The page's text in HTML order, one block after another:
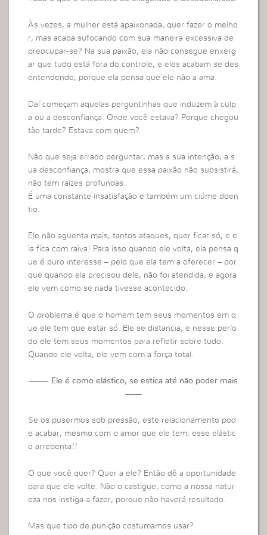
Às vezes, a mulher está apaixonada, quer fazer o melho
r, mas acaba sufocando com sua maneira excessiva de
preocupar-se? Na sua paixão, ela não consegue enxerg
ar que tudo está fora do controle, e eles acabam se des
entendendo, porque ela pensa que ele não a ama.
Daí começam aquelas perguntinhas que induzem à culp
a ou a desconfiança: Onde você estava? Porque chegou
tão tarde? Estava com quem?
Não que seja errado perguntar, mas a sua intenção, a s
ua desconfiança, mostra que essa paixão não subsistirá,
não tem raízes profundas.
É uma constante insatisfação e também um ciúme doen
tio.
Ele não aguenta mais, tantos ataques, quer ficar só, e e
la fica com raiva! Para isso quando ele volta, ela pensa q
ue é puro interesse – pelo que ela tem a oferecer – por
que quando ela precisou dele, não foi atendida, e agora
ele vem como se nada tivesse acontecido.
O problema é que o homem tem seus momentos em q
ue ele tem que estar só. Ele se distancia, e nesse perío
do ele tem seus momentos para refletir sobre tudo.
Quando ele volta, ele vem com a força total.
——- Ele é como elástico, se estica até não poder mais
——
Se os pusermos sob pressão, este relacionamento pod
e acabar, mesmo com o amor que ele tem, esse elástic
o arrebenta!!
O que você quer? Quer a ele? Então dê a oportunidade
para que ele volte. Não o castigue, como a nossa natur
eza nos instiga a fazer, porque não haverá resultado.
Mas que tipo de punição costumamos usar?